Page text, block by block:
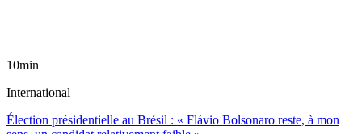
10min
International
Élection présidentielle au Brésil : « Flávio Bolsonaro reste, à mon